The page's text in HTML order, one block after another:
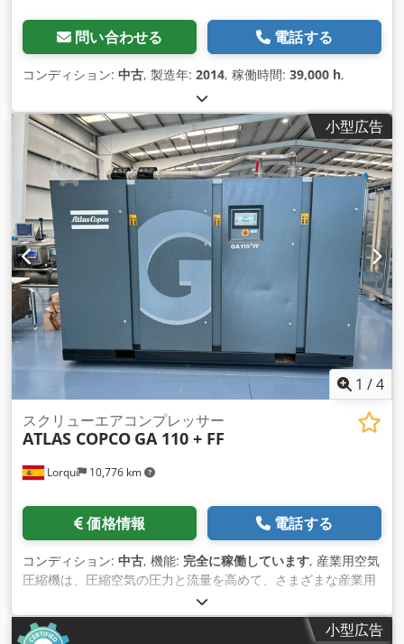
問い合わせる 電話する
コンディション: 中古, 製造年: 2014, 稼働時間: 39,000 h,
小型広告
1 /4
Lorquí 10,776 km
スクリューエアコンプレッサー
ATLAS COPCO GA 110 + FF
価格情報 電話する
コンディション: 中古, 機能: 完全に稼働しています, 産業用空気
圧縮機は、圧縮空気の圧力と流量を高めて、さまざまな産業用
ツール、装置、プロセスに動力を供給するために使用される機
械です 。 Dkodpfx Aownxzijhksr
小型広告